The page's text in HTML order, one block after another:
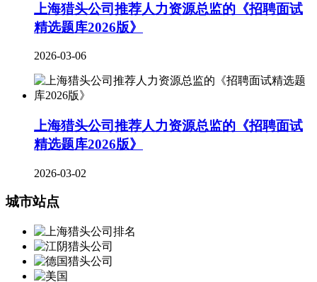
上海猎头公司推荐人力资源总监的《招聘面试
精选题库2026版》
2026-03-06
上海猎头公司推荐人力资源总监的《招聘面试
精选题库2026版》
2026-03-02
城市站点